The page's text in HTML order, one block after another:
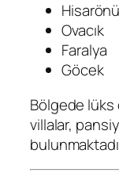
Hisarönü
Ovacık
Faralya
Göcek
Bölgede lüks
villalar,